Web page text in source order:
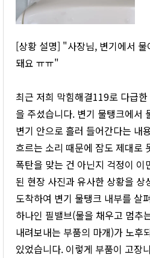
[상황 설명] "사장님, 변기에서
돼요 ㅠㅠ"
최근 저희 막힘해결119로 다급
을 주셨습니다. 변기 물탱크에서
변기 안으로 흘러 들어간다는 내
흐르는 소리 때문에 잠도 제대로
폭탄을 맞는 건 아닌지 걱정이 이
된 현장 사진과 유사한 상황을 상
도착하여 변기 물탱크 내부를 살
하나인 필밸브(물을 채우고 멈추
내려보내는 부품의 마개)가 노후
있었습니다. 이렇게 부품이 고장